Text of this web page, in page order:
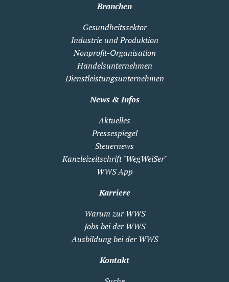
Branchen
Gesundheitssektor
Industrie und Produktion
Nonprofit-Organisation
Handelsunternehmen
Dienstleistungsunternehmen
News & Infos
Aktuelles
Pressespiegel
Steuernews
Kanzleizeitschrift "WegWeiSer"
WWS App
Karriere
Warum zur WWS
Jobs bei der WWS
Ausbildung bei der WWS
Kontakt